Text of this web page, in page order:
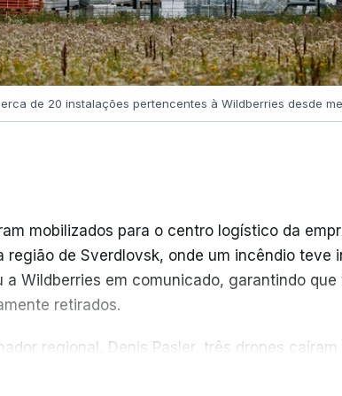
de 20 instalações pertencentes à Wildberries desde
mobilizados para o centro logístico da
região de Sverdlovsk, onde um incêndio teve
a Wildberries em comunicado, garantindo
retirados.
regional, Denis Pasler, três drones